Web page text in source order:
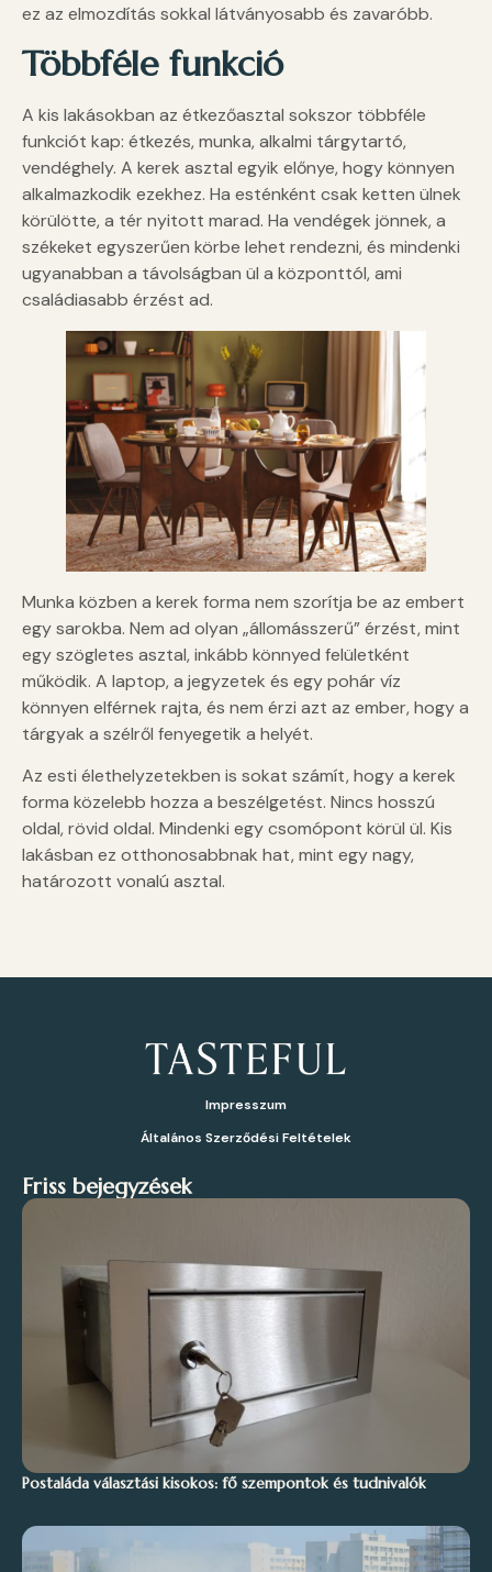
ez az elmozdítás sokkal látványosabb és zavaróbb.
Többféle funkció
A kis lakásokban az étkezőasztal sokszor többféle
funkciót kap: étkezés, munka, alkalmi tárgytartó,
vendéghely. A kerek asztal egyik előnye, hogy könnyen
alkalmazkodik ezekhez. Ha esténként csak ketten ülnek
körülötte, a tér nyitott marad. Ha vendégek jönnek, a
székeket egyszerűen körbe lehet rendezni, és mindenki
ugyanabban a távolságban ül a központtól, ami
családiasabb érzést ad.
Munka közben a kerek forma nem szorítja be az embert
egy sarokba. Nem ad olyan „állomásszerű” érzést, mint
egy szögletes asztal, inkább könnyed felületként
működik. A laptop, a jegyzetek és egy pohár víz
könnyen elférnek rajta, és nem érzi azt az ember, hogy a
tárgyak a szélről fenyegetik a helyét.
Az esti élethelyzetekben is sokat számít, hogy a kerek
forma közelebb hozza a beszélgetést. Nincs hosszú
oldal, rövid oldal. Mindenki egy csomópont körül ül. Kis
lakásban ez otthonosabbnak hat, mint egy nagy,
határozott vonalú asztal.
Impresszum
Általános Szerződési Feltételek
Friss bejegyzések
Postaláda választási kisokos: fő szempontok és tudnivalók